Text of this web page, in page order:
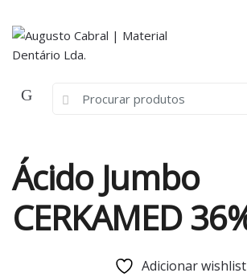
navigation
content
Search
Ácido Jumbo
CERKAMED
Adicionar wishlist